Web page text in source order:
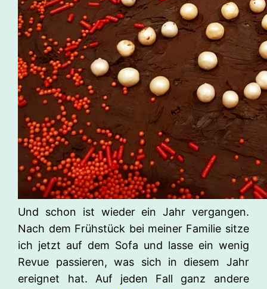
Und schon ist wieder ein Jahr vergangen.
Nach dem Frühstück bei meiner Familie sitze
ich jetzt auf dem Sofa und lasse ein wenig
Revue passieren, was sich in diesem Jahr
ereignet hat. Auf jeden Fall ganz andere